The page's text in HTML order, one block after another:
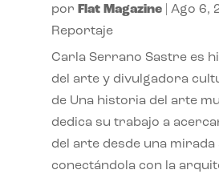
por Flat Magazine| Ago 6,
Reportaje
Carla Serrano Sastre es
del arte y divulgadora
de Una historia del arte
dedica su trabajo a
del arte desde una mirada
conectándola con la